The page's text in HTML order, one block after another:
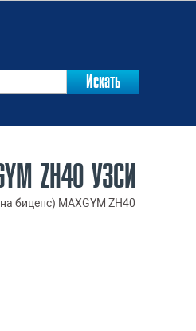
ZH40 УЗСИ
бицепс) MAXGYM ZH40